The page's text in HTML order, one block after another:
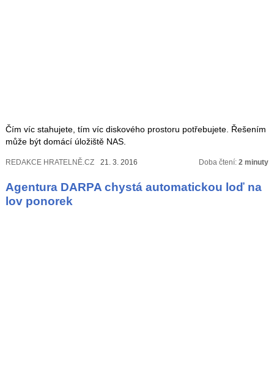
Čím víc stahujete, tím víc diskového prostoru potřebujete. Řešením
může být domácí úložiště NAS.
REDAKCE HRATELNĚ.CZ 21. 3. 2016 Doba čtení:2 minuty
Agentura DARPA chystá automatickou loď na
lov ponorek